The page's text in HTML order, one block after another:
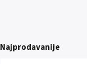
Najprodavanije